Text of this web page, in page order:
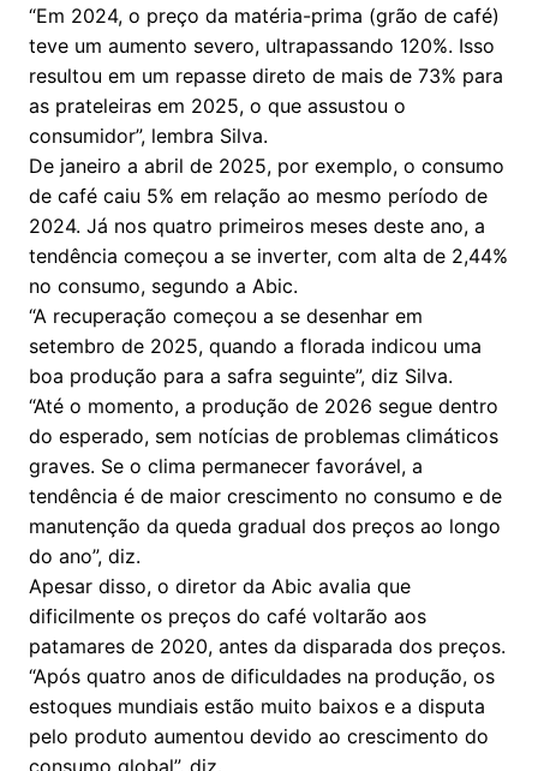
“Em 2024, o preço da matéria-prima (grão de café)
teve um aumento severo, ultrapassando 120%. Isso
resultou em um repasse direto de mais de 73% para
as prateleiras em 2025, o que assustou o
consumidor”, lembra Silva.
De janeiro a abril de 2025, por exemplo, o consumo
de café caiu 5% em relação ao mesmo período de
2024. Já nos quatro primeiros meses deste ano, a
tendência começou a se inverter, com alta de 2,44%
no consumo, segundo a Abic.
“A recuperação começou a se desenhar em
setembro de 2025, quando a florada indicou uma
boa produção para a safra seguinte”, diz Silva.
“Até o momento, a produção de 2026 segue dentro
do esperado, sem notícias de problemas climáticos
graves. Se o clima permanecer favorável, a
tendência é de maior crescimento no consumo e de
manutenção da queda gradual dos preços ao longo
do ano”, diz.
Apesar disso, o diretor da Abic avalia que
dificilmente os preços do café voltarão aos
patamares de 2020, antes da disparada dos preços.
“Após quatro anos de dificuldades na produção, os
estoques mundiais estão muito baixos e a disputa
pelo produto aumentou devido ao crescimento do